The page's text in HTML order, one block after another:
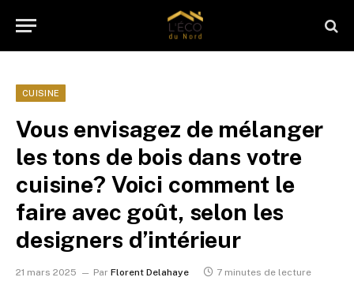
CUISINE
Vous envisagez de mélanger
les tons de bois dans votre
cuisine? Voici comment le
faire avec goût, selon les
designers d’intérieur
21 mars 2025 Par Florent Delahaye 7 minutes de lecture